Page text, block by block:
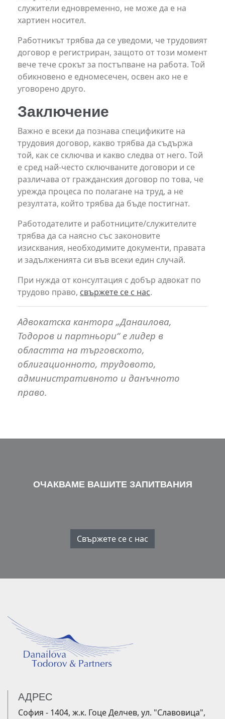
служители едновременно, не може да е на
хартиен носител.
Работникът трябва да се уведоми, че трудовият
договор е регистриран, защото от този момент
вече тече срокът за постъпване на работа. Той
обикновено е едномесечен, освен ако не е
уговорено друго.
Заключение
Важно е всеки да познава спецификите на
трудовия договор, какво трябва да съдържа
той, как се сключва и какво следва от него. Той
е сред най-често сключваните договори и се
различава от гражданския договор по това, че
урежда процеса по полагане на труд, а не
резултата, който трябва да бъде постигнат.
Работодателите и работниците/служителите
трябва да са наясно със законовите
изисквания, необходимите документи, правата
и задълженията си във всеки един случай.
При нужда от консултация с добър адвокат по
трудово право, свържете се с нас.
Адвокатска кантора „Данаилова,
Тодоров и партньори“ е лидер в
областта на търговското,
облигационното, трудовото,
административното и данъчното
право.
ОЧАКВАМЕ ВАШИТЕ ЗАПИТВАНИЯ
Свържете се с нас
АДРЕС
София - 1404, ж.к. Гоце Делчев, ул. "Славовица",